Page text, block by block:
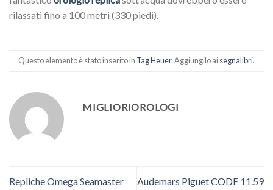
rilassati fino a 100 metri (330 piedi).
Questo elemento è stato inserito in Tag Heuer. Aggiungilo aisegnalibri.
MIGLIORIOROLOGI
Repliche Omega Seamaster
Audemars Piguet CODE 11.59